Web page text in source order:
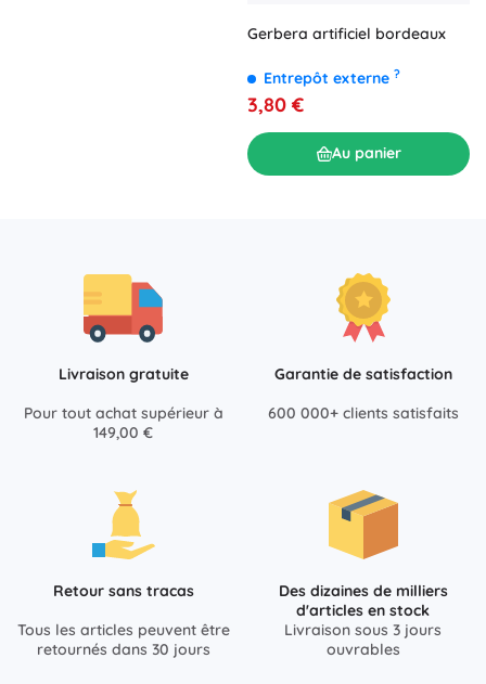
Gerbera artificiel bordeaux
Entrepôt externe ?
3,80 €
Au panier
Livraison gratuite
Pour tout achat supérieur à
149,00 €
Garantie de satisfaction
600 000+ clients satisfaits
Retour sans tracas
Tous les articles peuvent être
retournés dans 30 jours
Des dizaines de milliers
d'articles en stock
Livraison sous 3 jours
ouvrables